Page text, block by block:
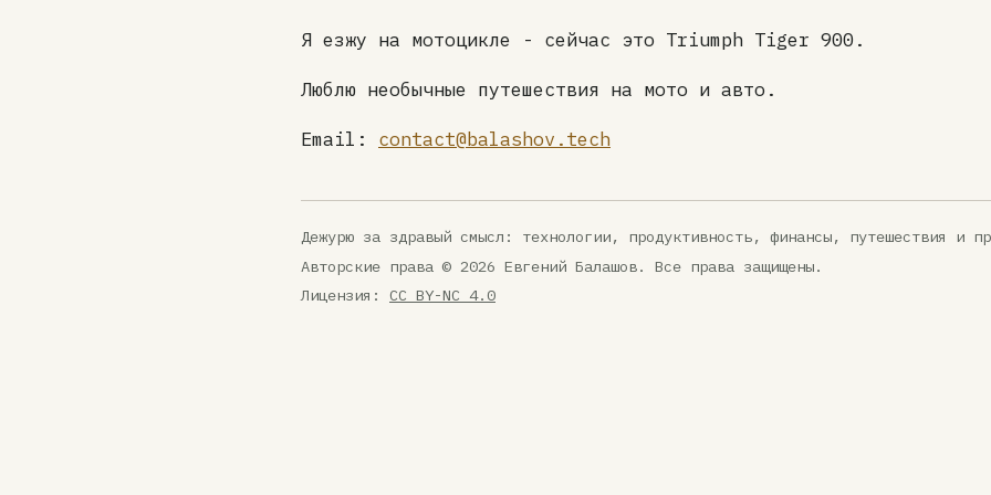
Я езжу на мотоцикле - сейчас это Triumph Tiger 900.
Люблю необычные путешествия на мото и авто.
Email: contact@balashov.tech
Дежурю за здравый смысл: технологии, продуктивность, финансы, путешествия и
Авторские права © 2026 Евгений Балашов. Все права защищены.
Лицензия: CC BY-NC 4.0